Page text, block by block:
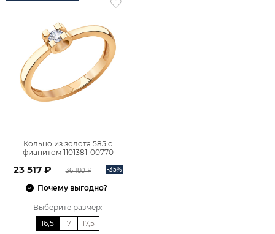
Кольцо из золота 585 с
фианитом 1101381-00770
23 517 ₽ 36 180 ₽ -35%
Почему выгодно?
Выберите размер:
16,5
17 17,5